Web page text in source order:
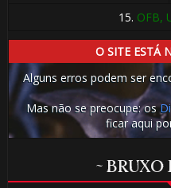
15. OFB,
O SITE ESTÁ
Alguns erros podem ser
Mas não se preocupe: os
ficar aqui
~ BRUXO